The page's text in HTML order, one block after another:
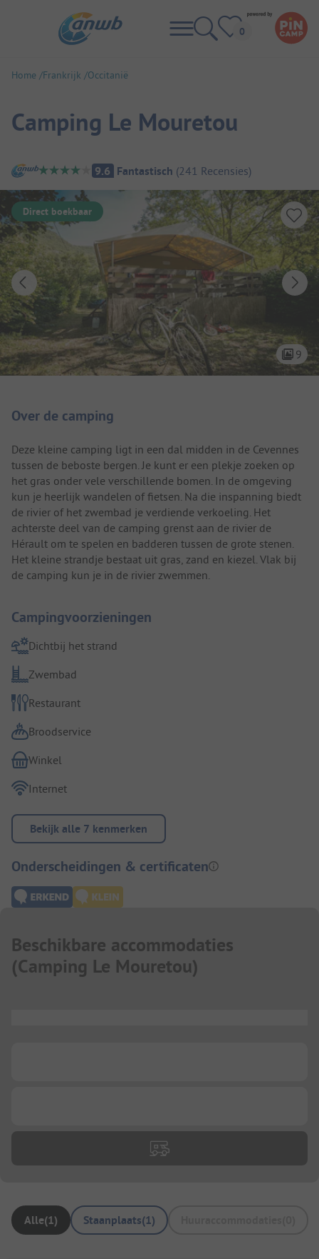
Home Frankrijk Occitanië
Camping Le Mouretou
Camping overzicht
9.6 Fantastisch (241 Recensies)
Direct boekbaar
9
Over de camping
Deze kleine camping ligt in een dal midden in de Cevennes
tussen de beboste bergen. Je kunt er een plekje zoeken op
het gras onder vele verschillende bomen. In de omgeving
kun je heerlijk wandelen of fietsen. Na die inspanning biedt
de rivier of het zwembad je verdiende verkoeling. Het
achterste deel van de camping grenst aan de rivier de
Hérault om te spelen en badderen tussen de grote stenen.
Het kleine strandje bestaat uit gras, zand en kiezel. Vlak bij
de camping kun je in de rivier zwemmen.
Campingvoorzieningen
Dichtbij het strand
Zwembad
Restaurant
Broodservice
Winkel
Internet
Bekijk alle 7 kenmerken
Onderscheidingen & certificaten
Beschikbare accommodaties
(Camping Le Mouretou)
Alle(1) Staanplaats(1)